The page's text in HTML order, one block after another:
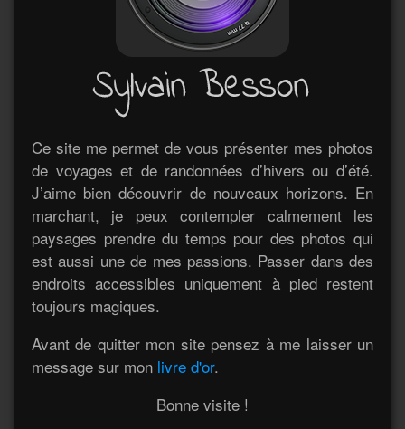
Ce site me permet de vous présenter mes photos
de voyages et de randonnées d’hivers ou d’été.
J’aime bien découvrir de nouveaux horizons. En
marchant, je peux contempler calmement les
paysages prendre du temps pour des photos qui
est aussi une de mes passions. Passer dans des
endroits accessibles uniquement à pied restent
toujours magiques.
Avant de quitter mon site pensez à me laisser un
message sur mon livre d'or.
Bonne visite !